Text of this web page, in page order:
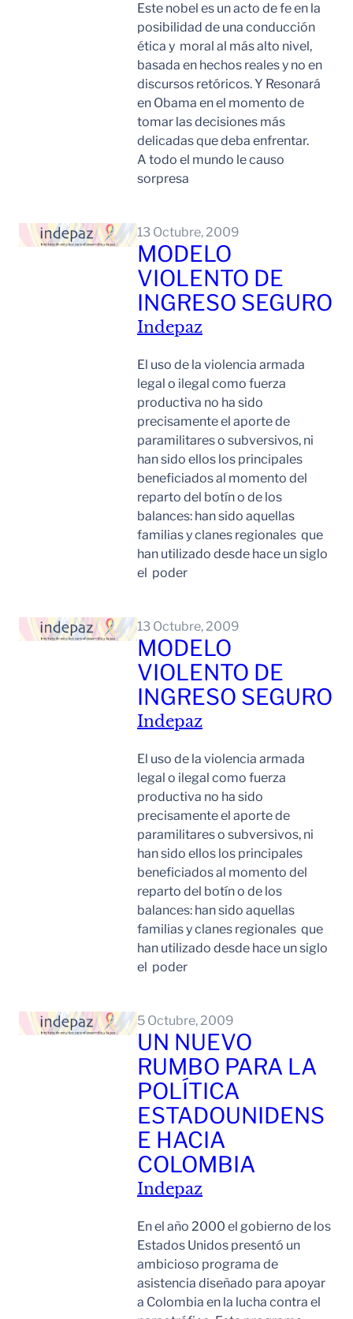
Este nobel es un acto de fe en la
posibilidad de una conducción
ética y moral al más alto nivel,
basada en hechos reales y no en
discursos retóricos. Y Resonará
en Obama en el momento de
tomar las decisiones más
delicadas que deba enfrentar.
A todo el mundo le causo
sorpresa
13 Octubre, 2009
MODELO
VIOLENTO DE
INGRESO SEGURO
Indepaz
El uso de la violencia armada
legal o ilegal como fuerza
productiva no ha sido
precisamente el aporte de
paramilitares o subversivos, ni
han sido ellos los principales
beneficiados al momento del
reparto del botín o de los
balances: han sido aquellas
familias y clanes regionales que
han utilizado desde hace un siglo
el poder
13 Octubre, 2009
MODELO
VIOLENTO DE
INGRESO SEGURO
Indepaz
El uso de la violencia armada
legal o ilegal como fuerza
productiva no ha sido
precisamente el aporte de
paramilitares o subversivos, ni
han sido ellos los principales
beneficiados al momento del
reparto del botín o de los
balances: han sido aquellas
familias y clanes regionales que
han utilizado desde hace un siglo
el poder
5 Octubre, 2009
UN NUEVO
RUMBO PARA LA
POLÍTICA
ESTADOUNIDENS
E HACIA
COLOMBIA
Indepaz
En el año 2000 el gobierno de los
Estados Unidos presentó un
ambicioso programa de
asistencia diseñado para apoyar
a Colombia en la lucha contra el